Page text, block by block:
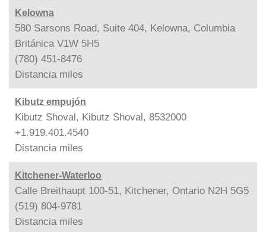
Kelowna
580 Sarsons Road, Suite 404, Kelowna, Columbia
Británica V1W 5H5
(780) 451-8476
Distancia miles
Kibutz empujón
Kibutz Shoval, Kibutz Shoval, 8532000
+1.919.401.4540
Distancia miles
Kitchener-Waterloo
Calle Breithaupt 100-51, Kitchener, Ontario N2H 5G5
(519) 804-9781
Distancia miles